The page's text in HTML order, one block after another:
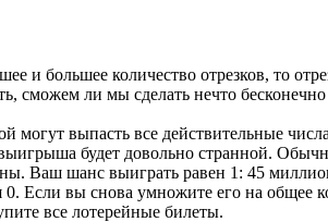
и большее количество отрезков, то
сможем ли мы сделать нечто
могут выпасть все действительные
будет довольно странной.
Ваш шанс выиграть равен 1: 45
0. Если вы снова умножите его на
все лотерейные билеты.